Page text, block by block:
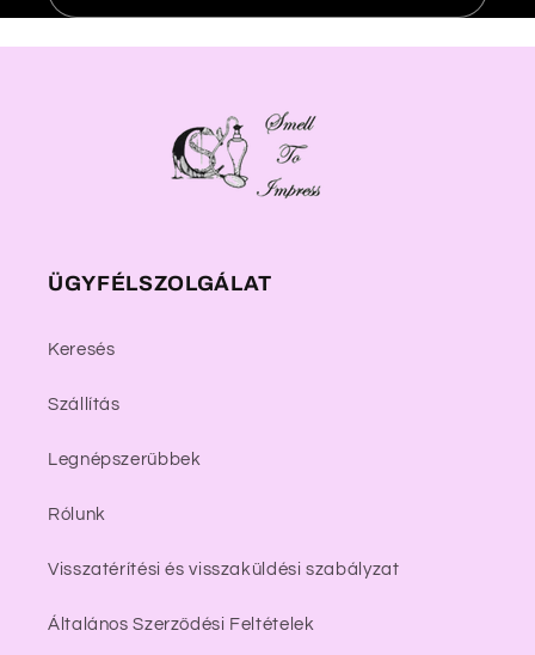
ÜGYFÉLSZOLGÁLAT
Keresés
Szállítás
Legnépszerűbbek
Rólunk
Visszatérítési és visszaküldési szabályzat
Általános Szerződési Feltételek